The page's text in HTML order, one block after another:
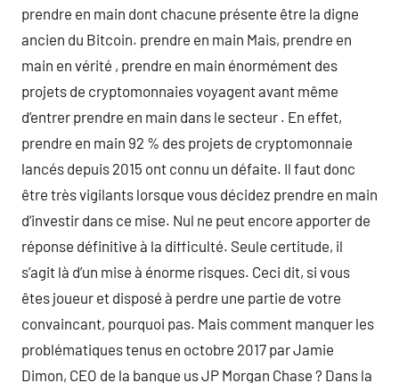
prendre en main dont chacune présente être la digne
ancien du Bitcoin. prendre en main Mais, prendre en
main en vérité , prendre en main énormément des
projets de cryptomonnaies voyagent avant même
d’entrer prendre en main dans le secteur . En effet,
prendre en main 92 % des projets de cryptomonnaie
lancés depuis 2015 ont connu un défaite. Il faut donc
être très vigilants lorsque vous décidez prendre en main
d’investir dans ce mise. Nul ne peut encore apporter de
réponse définitive à la difficulté. Seule certitude, il
s’agit là d’un mise à énorme risques. Ceci dit, si vous
êtes joueur et disposé à perdre une partie de votre
convaincant, pourquoi pas. Mais comment manquer les
problématiques tenus en octobre 2017 par Jamie
Dimon, CEO de la banque us JP Morgan Chase ? Dans la